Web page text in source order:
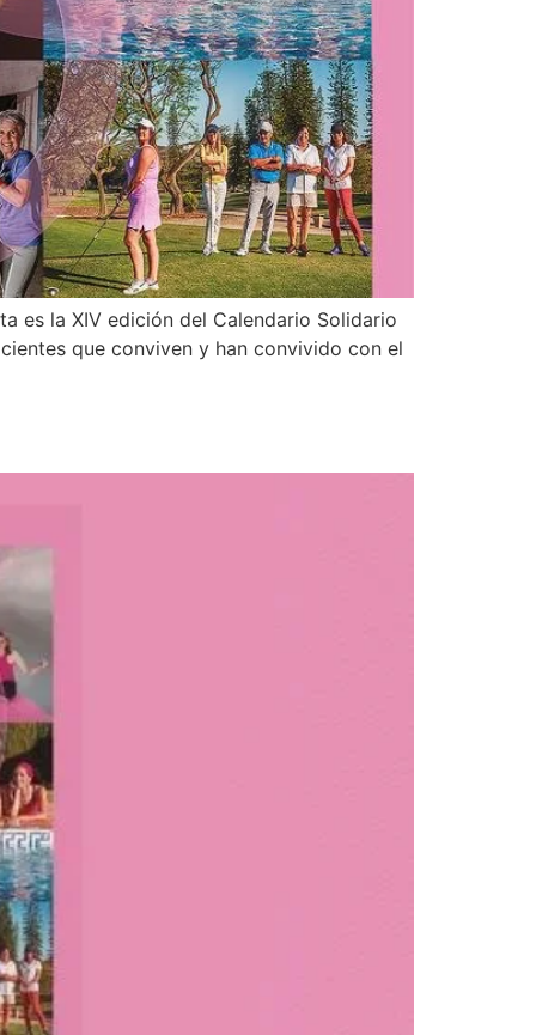
es la XIV edición del Calendario Solidario
que conviven y han convivido con el